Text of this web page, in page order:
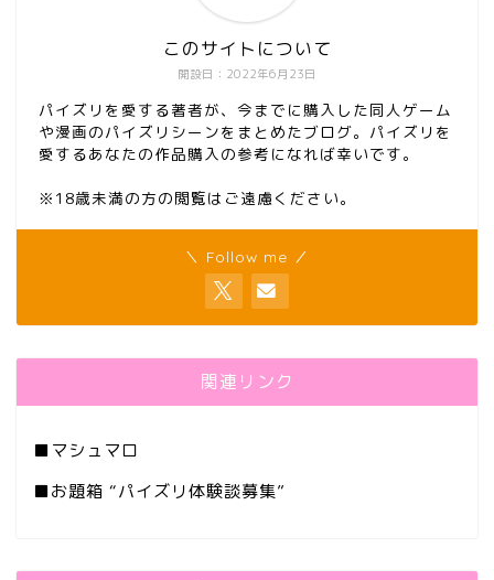
開設日：2022年6月23日
このサイトについて
パイズリを愛する著者が、今までに購入した同人ゲーム
や漫画のパイズリシーンをまとめたブログ。パイズリを
愛するあなたの作品購入の参考になれば幸いです。
※18歳未満の方の閲覧はご遠慮ください。
＼ Follow me ／
関連リンク
■マシュマロ
■お題箱 “パイズリ体験談募集”